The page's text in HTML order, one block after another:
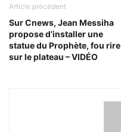
Article précédent
Sur Cnews, Jean Messiha
propose d’installer une
statue du Prophète, fou rire
sur le plateau – VIDÉO